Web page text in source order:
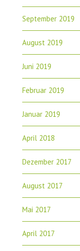
September 2019
August 2019
Juni 2019
Februar 2019
Januar 2019
April 2018
Dezember 2017
August 2017
Mai 2017
April 2017